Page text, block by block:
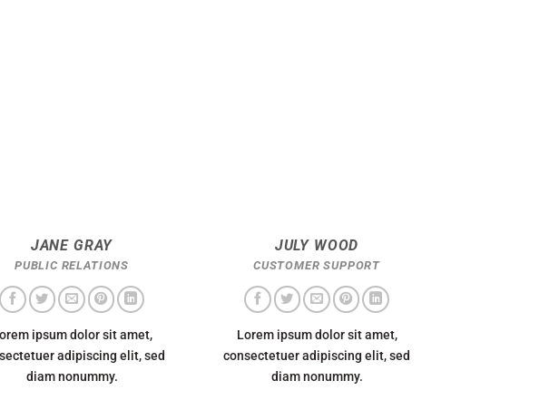
JANE GRAY
PUBLIC RELATIONS
ipsum dolor sit amet,
adipiscing elit, sed
diam nonummy.
JULY WOOD
CUSTOMER SUPPORT
Lorem ipsum dolor sit amet,
consectetuer adipiscing elit, sed
diam nonummy.